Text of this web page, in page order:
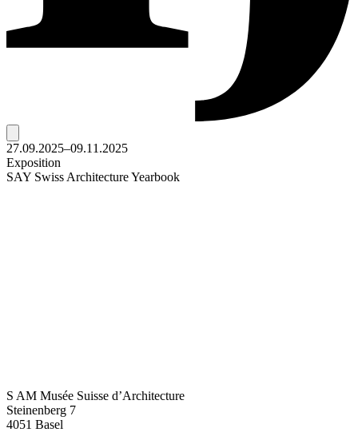
27.09.2025–09.11.2025
Exposition
SAY Swiss Architecture Yearbook
S AM Musée Suisse d’Architecture
Steinenberg 7
4051 Basel